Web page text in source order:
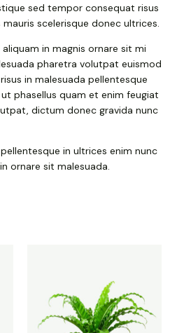
sed tempor consequat risus
scelerisque donec ultrices.
in magnis ornare sit mi
pharetra volutpat euismod
in malesuada pellentesque
phasellus quam et enim feugiat
dictum donec gravida nunc
in ultrices enim nunc
ornare sit malesuada.